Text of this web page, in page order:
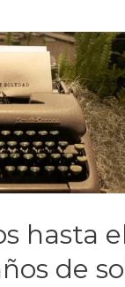
hasta
de